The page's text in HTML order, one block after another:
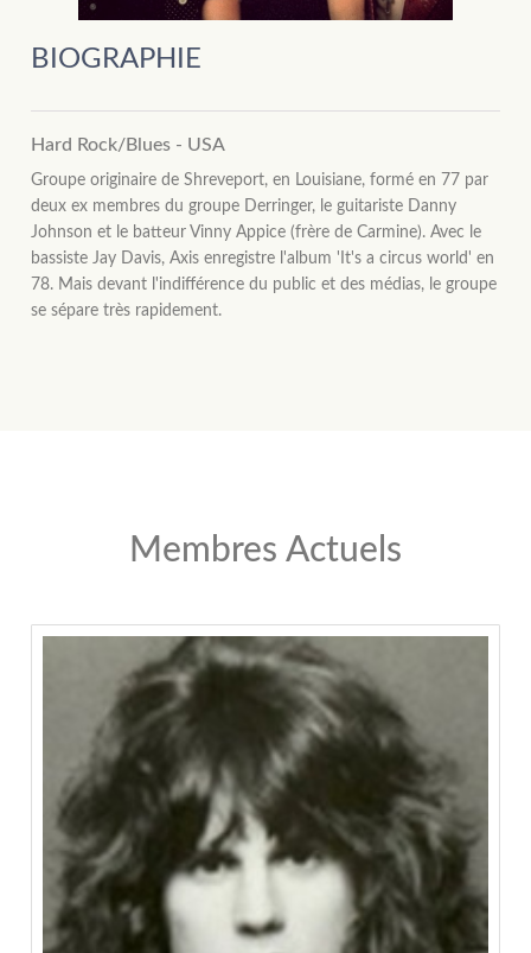
BIOGRAPHIE
Hard Rock/Blues - USA
Groupe originaire de Shreveport, en Louisiane, formé en 77 par
deux ex membres du groupe Derringer, le guitariste Danny
Johnson et le batteur Vinny Appice (frère de Carmine). Avec le
bassiste Jay Davis, Axis enregistre l'album 'It's a circus world' en
78. Mais devant l'indifférence du public et des médias, le groupe
se sépare très rapidement.
Membres Actuels